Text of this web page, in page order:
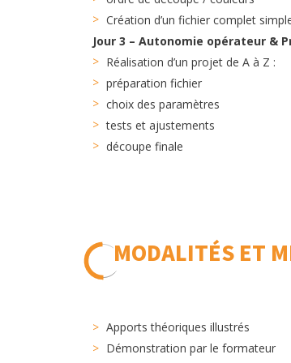
Création d’un fichier complet
Jour 3 – Autonomie opérateur &
Réalisation d’un projet de A à Z :
préparation fichier
choix des paramètres
tests et ajustements
découpe finale
MODALITÉS ET
Apports théoriques illustrés
Démonstration par le formateur